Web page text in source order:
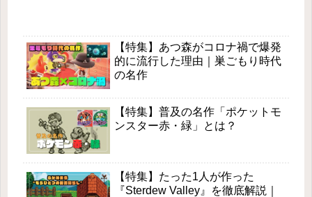
【特集】あつ森がコロナ禍で爆発
的に流行した理由｜巣ごもり時代
の名作
【特集】普及の名作「ポケットモ
ンスター赤・緑」とは？
【特集】たった1人が作った
『Sterdew Valley』を徹底解説｜